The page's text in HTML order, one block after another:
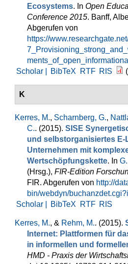
Ecosystems. In Open
Conference 2015. Banff,
Abgerufen von
https://
Scholar |
BibTeX RTF RIS
K
Kerres, M., Scharnberg, G.,
C.. (2015). SISE
und selbstorganisiertes E-
Unternehmen mit
Wertschöpfungskette. In
(Hrsg.), FIR‑Edition
FIR. Abgerufen von http://
bin/webdyn/
Scholar |
BibTeX RTF RIS
Kerres, M., & Rehm, M.. (2015).
Internet: Plattformen für
in informellen und
HMD - Praxis der